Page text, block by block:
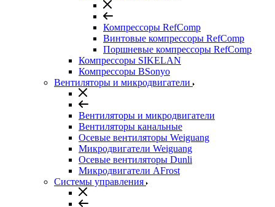
Компрессоры RefComp
Винтовые компрессоры RefComp
Поршневые компрессоры RefComp
Компрессоры SIKELAN
Компрессоры BSonyo
Вентиляторы и микродвигатели
Вентиляторы и микродвигатели
Вентиляторы канальные
Осевые вентиляторы Weiguang
Микродвигатели Weiguang
Осевые вентиляторы Dunli
Микродвигатели AFrost
Системы управления